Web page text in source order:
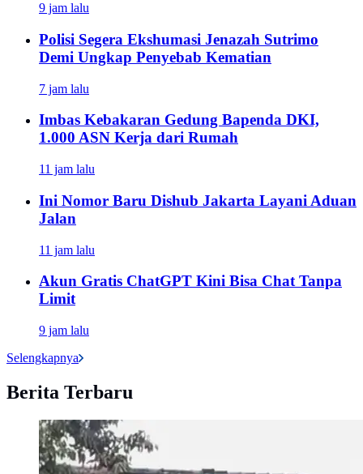
9 jam lalu
Polisi Segera Ekshumasi Jenazah Sutrimo
Demi Ungkap Penyebab Kematian
7 jam lalu
Imbas Kebakaran Gedung Bapenda DKI,
1.000 ASN Kerja dari Rumah
11 jam lalu
Ini Nomor Baru Dishub Jakarta Layani Aduan
Jalan
11 jam lalu
Akun Gratis ChatGPT Kini Bisa Chat Tanpa
Limit
9 jam lalu
Selengkapnya
Berita Terbaru